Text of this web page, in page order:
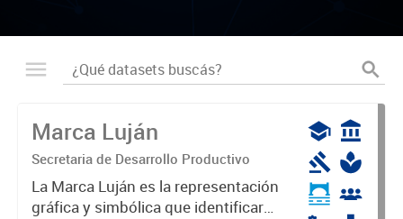
Marca Luján
Secretaria de Desarrollo Productivo
La Marca Luján es la representación
gráfica y simbólica que identificará